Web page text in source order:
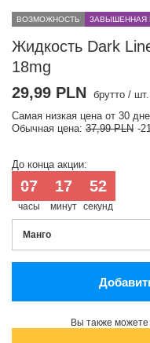
ВОЗМОЖНОСТЬ ЗАВЫШЕННАЯ
Жидкость Dark
18mg
Манго
29,99 PLN брутто / шт.
Самая низкая цена от 30
Обычная цена: 37,99 PLN -
До конца акции:
07
часы
17
минут
51
секунд
Вы также можете